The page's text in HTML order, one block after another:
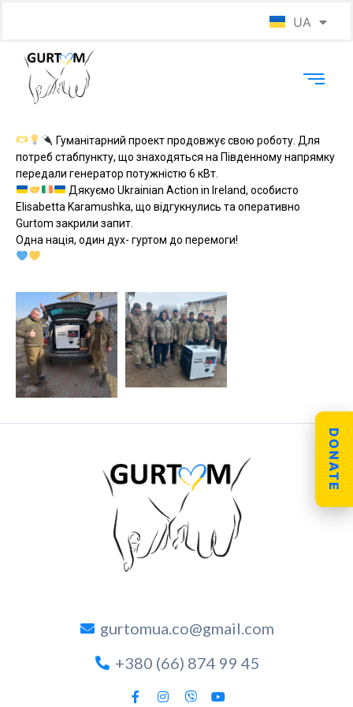
UA
EN
Гуманітарний проект продовжує свою роботу. Для
потреб стабпункту, що знаходяться на Південному напрямку
передали генератор потужністю 6 кВт.
Дякуємо Ukrainian Action in Ireland, особисто
Elisabetta Karamushka, що відгукнулись та оперативно
Gurtom закрили запит.
Одна нація, один дух- гуртом до перемоги!
gurtomua.co@gmail.com
+380 (66) 874 99 45
DONATE